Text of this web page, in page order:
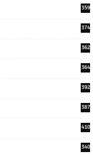
359
374
362
364
392
387
410
340